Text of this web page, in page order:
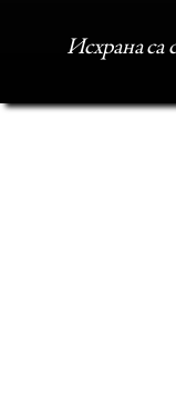
Исхрана са